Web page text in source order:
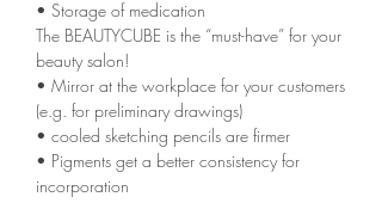
• Storage of medication
The BEAUTYCUBE is the “must-have” for your
beauty salon!
• Mirror at the workplace for your customers
(e.g. for preliminary drawings)
• cooled sketching pencils are firmer
• Pigments get a better consistency for
incorporation